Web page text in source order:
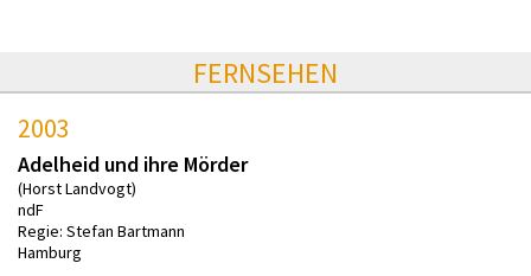
FERNSEHEN
2003
Adelheid und ihre Mörder
(Horst Landvogt)
ndF
Regie: Stefan Bartmann
Hamburg